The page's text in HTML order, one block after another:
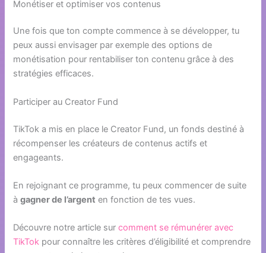
Monétiser et optimiser vos contenus
Une fois que ton compte commence à se développer, tu
peux aussi envisager par exemple des options de
monétisation pour rentabiliser ton contenu grâce à des
stratégies efficaces.
Participer au Creator Fund
TikTok a mis en place le Creator Fund, un fonds destiné à
récompenser les créateurs de contenus actifs et
engageants.
En rejoignant ce programme, tu peux commencer de suite
àgagner de l’argent en fonction de tes vues.
Découvre notre article surcomment se rémunérer avec
TikTok pour connaître les critères d’éligibilité et comprendre